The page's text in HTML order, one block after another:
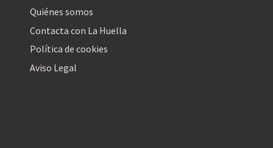
Quiénes somos
Contacta con La Huella
Política de cookies
Aviso Legal